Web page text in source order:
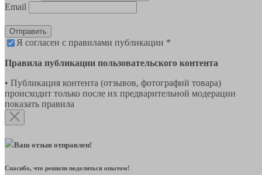
Email
Отправить
Я согласен с правилами публикации *
Правила публикации пользовательского контента
• Публикация контента (отзывов, фотографий товара)
происходит только после их предварительной модерации
показать правила
Ваш отзыв отправлен!
Спасибо, что решили поделиться опытом!